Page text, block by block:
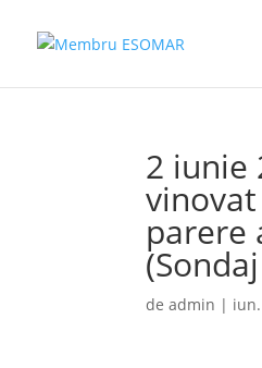
2 iunie
parere
deadmin |